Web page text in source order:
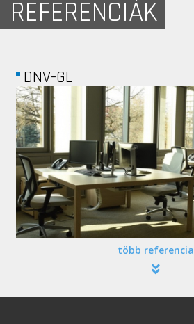
REFERENCIÁK
SMP
több referencia